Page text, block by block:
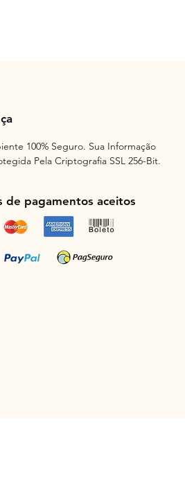
100% Seguro. Sua Informação
Pela Criptografia SSL 256-Bit.
de pagamentos aceitos